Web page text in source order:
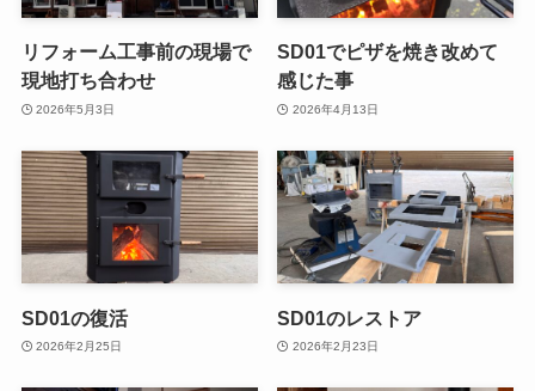
リフォーム工事前の現場で
現地打ち合わせ
2026年5月3日
SD01でピザを焼き改めて
感じた事
2026年4月13日
SD01の復活
2026年2月25日
SD01のレストア
2026年2月23日